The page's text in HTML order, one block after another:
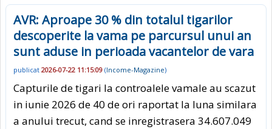
AVR: Aproape 30 % din totalul tigarilor
descoperite la vama pe parcursul unui an
sunt aduse in perioada vacantelor de vara
publicat 2026-07-22 11:15:09 (Income-Magazine)
Capturile de tigari la controalele vamale au scazut
in iunie 2026 de 40 de ori raportat la luna similara
a anului trecut, cand se inregistrasera 34.607.049